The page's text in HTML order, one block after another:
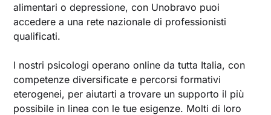
alimentari o depressione, con Unobravo puoi
accedere a una rete nazionale di professionisti
qualificati.
I nostri psicologi operano online da tutta Italia, con
competenze diversificate e percorsi formativi
eterogenei, per aiutarti a trovare un supporto il più
possibile in linea con le tue esigenze. Molti di loro